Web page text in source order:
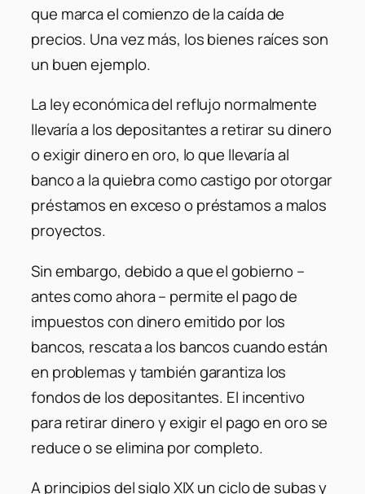
que marca el comienzo de la caída de
precios. Una vez más, los bienes raíces son
un buen ejemplo.
La ley económica del reflujo normalmente
llevaría a los depositantes a retirar su dinero
o exigir dinero en oro, lo que llevaría al
banco a la quiebra como castigo por otorgar
préstamos en exceso o préstamos a malos
proyectos.
Sin embargo, debido a que el gobierno –
antes como ahora – permite el pago de
impuestos con dinero emitido por los
bancos, rescata a los bancos cuando están
en problemas y también garantiza los
fondos de los depositantes. El incentivo
para retirar dinero y exigir el pago en oro se
reduce o se elimina por completo.
A principios del siglo XIX un ciclo de subas y